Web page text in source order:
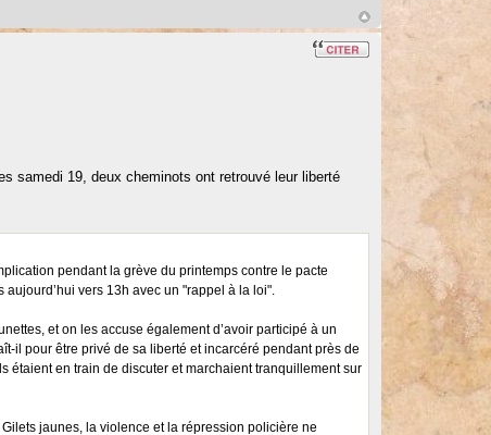
samedi 19, deux cheminots ont retrouvé leur liberté
pendant la grève du printemps contre le pacte
vers 13h avec un "rappel à la loi".
et on les accuse également d’avoir participé à un
il pour être privé de sa liberté et incarcéré pendant près de
étaient en train de discuter et marchaient tranquillement sur
jaunes, la violence et la répression policière ne